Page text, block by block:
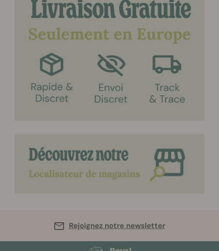
Rejoignez notre newsletter